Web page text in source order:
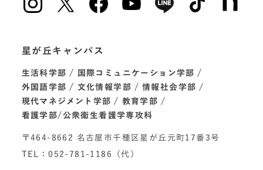
星が丘キャンパス
生活科学部
国際コミュニケーション学部
外国語学部
文化情報学部
情報社会学部
現代マネジメント学部
教育学部
看護学部/公衆衛生看護学専攻科
〒464-8662 名古屋市千種区星が丘元町17番3号
TEL：052-781-1186（代）